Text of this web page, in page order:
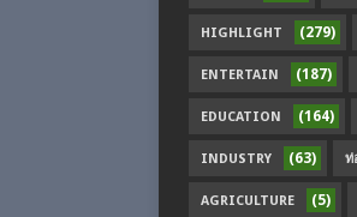
HIGHLIGHT (279)
ENTERTAIN (187)
EDUCATION (164)
INDUSTRY (63) ท่
AGRICULTURE (5)